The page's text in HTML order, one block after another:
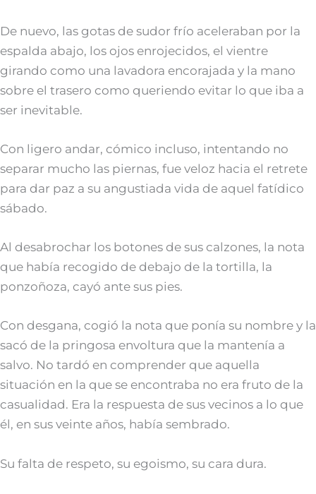
De nuevo, las gotas de sudor frío aceleraban por la
espalda abajo, los ojos enrojecidos, el vientre
girando como una lavadora encorajada y la mano
sobre el trasero como queriendo evitar lo que iba a
ser inevitable.
Con ligero andar, cómico incluso, intentando no
separar mucho las piernas, fue veloz hacia el retrete
para dar paz a su angustiada vida de aquel fatídico
sábado.
Al desabrochar los botones de sus calzones, la nota
que había recogido de debajo de la tortilla, la
ponzoñoza, cayó ante sus pies.
Con desgana, cogió la nota que ponía su nombre y la
sacó de la pringosa envoltura que la mantenía a
salvo. No tardó en comprender que aquella
situación en la que se encontraba no era fruto de la
casualidad. Era la respuesta de sus vecinos a lo que
él, en sus veinte años, había sembrado.
Su falta de respeto, su egoismo, su cara dura.